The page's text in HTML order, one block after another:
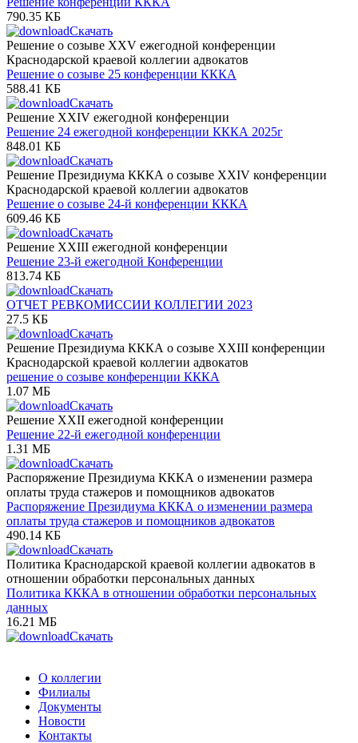
790.35 КБ
Скачать
Решение о созыве XXV ежегодной конференции
Краснодарской краевой коллегии адвокатов
Решение о созыве 25 конференции КККА
588.41 КБ
Скачать
Решение XXIV ежегодной конференции
Решение 24 ежегодной конференции КККА 2025г
848.01 КБ
Скачать
Решение Президиума КККА о созыве XXIV конференции
Краснодарской краевой коллегии адвокатов
Решение о созыве 24-й конференции КККА
609.46 КБ
Скачать
Решение XXIII ежегодной конференции
Решение 23-й ежегодной Конференции
813.74 КБ
Скачать
ОТЧЕТ РЕВКОМИССИИ КОЛЛЕГИИ 2023
27.5 КБ
Скачать
Решение Президиума КККА о созыве XXIII конференции
Краснодарской краевой коллегии адвокатов
решение о созыве конференции КККА
1.07 МБ
Скачать
Решение XXII ежегодной конференции
Решение 22-й ежегодной конференции
1.31 МБ
Скачать
Распоряжение Президиума КККА о изменении размера
оплаты труда стажеров и помощников адвокатов
Распоряжение Президиума КККА о изменении размера
оплаты труда стажеров и помощников адвокатов
490.14 КБ
Скачать
Политика Краснодарской краевой коллегии адвокатов в
отношении обработки персональных данных
Политика КККА в отношении обработки персональных
данных
16.21 МБ
Скачать
О коллегии
Филиалы
Документы
Новости
Контакты